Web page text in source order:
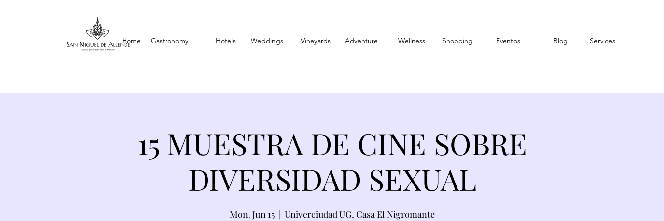
Home Gastronomy Hotels Weddings Vineyards Adventure Wellness Shopping Eventos Blog Services
15 MUESTRA DE CINE SOBRE
DIVERSIDAD SEXUAL
Mon, Jun 15
  |
Univerciudad UG, Casa El Nigromante